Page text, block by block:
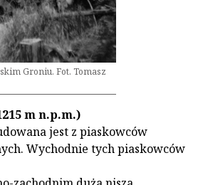
Groniu. Fot. Tomasz
m n.p.m.)
jest z piaskowców
Wychodnie tych piaskowców